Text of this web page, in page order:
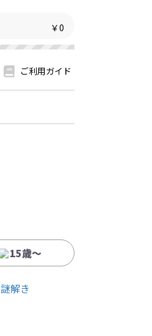
￥0
ご利用ガイド
15歳〜
謎解き